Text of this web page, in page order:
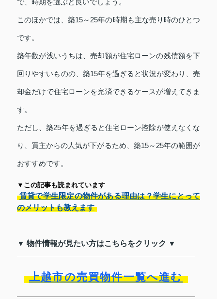
このほかでは、築15～25年の時期も主な売り時のひとつ
です。
築年数が浅いうちは、売却額が住宅ローンの残債額を下
回りやすいものの、築15年を過ぎると状況が変わり、売
却金だけで住宅ローンを完済できるケースが増えてきま
す。
ただし、築25年を過ぎると住宅ローン控除が使えなくな
り、買主からの人気が下がるため、築15～25年の範囲が
おすすめです。
▼この記事も読まれています
賃貸で学生限定の物件がある理由は？学生にとって
のメリットも教えます
▼ 物件情報が見たい方はこちらをクリック ▼
上越市の売買物件一覧へ進む